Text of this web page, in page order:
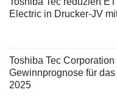
Electric in Drucker-JV
Toshiba Tec
Gewinnprognose für
2025